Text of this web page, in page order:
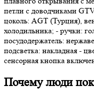
петли c доводчиками
цоколь: AGT (Турция),
холодильника; - ручки:
посудодержатель:
подсветка: накладная -
сенсорная кнопка
Почему люди